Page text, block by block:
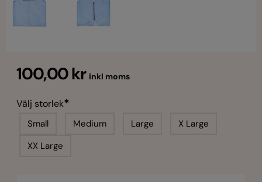
100,00 kr inkl moms
Välj storlek*
Small Medium Large
X Large
XX Large